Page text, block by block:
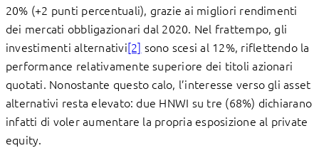
20% (+2 punti percentuali), grazie ai migliori rendimenti
dei mercati obbligazionari dal 2020. Nel frattempo, gli
investimenti alternativi[2] sono scesi al 12%, riflettendo la
performance relativamente superiore dei titoli azionari
quotati. Nonostante questo calo, l’interesse verso gli asset
alternativi resta elevato: due HNWI su tre (68%) dichiarano
infatti di voler aumentare la propria esposizione al private
equity.